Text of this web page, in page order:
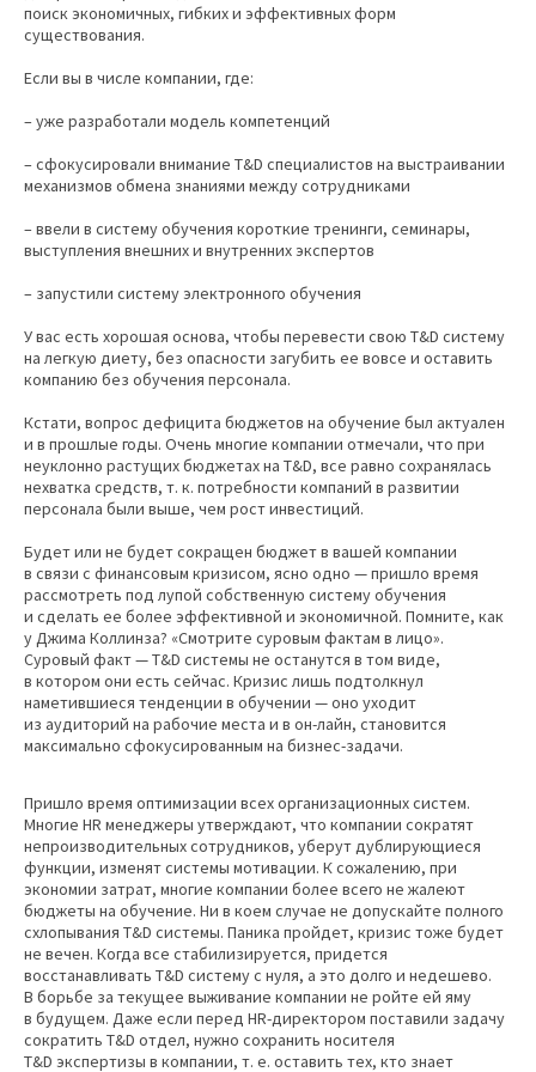
поиск экономичных, гибких и эффективных форм
существования.
Если вы в числе компании, где:
– уже разработали модель компетенций
– сфокусировали внимание T&D специалистов на выстраивании
механизмов обмена знаниями между сотрудниками
– ввели в систему обучения короткие тренинги, семинары,
выступления внешних и внутренних экспертов
– запустили систему электронного обучения
У вас есть хорошая основа, чтобы перевести свою T&D систему
на легкую диету, без опасности загубить ее вовсе и оставить
компанию без обучения персонала.
Кстати, вопрос дефицита бюджетов на обучение был актуален
и в прошлые годы. Очень многие компании отмечали, что при
неуклонно растущих бюджетах на T&D, все равно сохранялась
нехватка средств, т. к. потребности компаний в развитии
персонала были выше, чем рост инвестиций.
Будет или не будет сокращен бюджет в вашей компании
в связи с финансовым кризисом, ясно одно — пришло время
рассмотреть под лупой собственную систему обучения
и сделать ее более эффективной и экономичной. Помните, как
у Джима Коллинза? «Смотрите суровым фактам в лицо».
Суровый факт — T&D системы не останутся в том виде,
в котором они есть сейчас. Кризис лишь подтолкнул
наметившиеся тенденции в обучении — оно уходит
из аудиторий на рабочие места и в он-лайн, становится
максимально сфокусированным на бизнес-задачи.
Пришло время оптимизации всех организационных систем.
Многие HR менеджеры утверждают, что компании сократят
непроизводительных сотрудников, уберут дублирующиеся
функции, изменят системы мотивации. К сожалению, при
экономии затрат, многие компании более всего не жалеют
бюджеты на обучение. Ни в коем случае не допускайте полного
схлопывания T&D системы. Паника пройдет, кризис тоже будет
не вечен. Когда все стабилизируется, придется
восстанавливать T&D систему с нуля, а это долго и недешево.
В борьбе за текущее выживание компании не ройте ей яму
в будущем. Даже если перед HR-директором поставили задачу
сократить T&D отдел, нужно сохранить носителя
T&D экспертизы в компании, т. е. оставить тех, кто знает